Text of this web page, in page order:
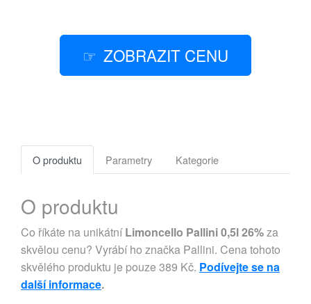
ZOBRAZIT CENU
O produktu Parametry Kategorie
O produktu
Co říkáte na unikátníLimoncello Pallini 0,5l 26%za
skvělou cenu? Vyrábí ho značka Pallini. Cena tohoto
skvělého produktu je pouze 389 Kč. Podívejte se na
další informace.